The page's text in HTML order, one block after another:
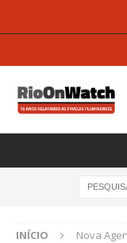
INÍCIO Nova